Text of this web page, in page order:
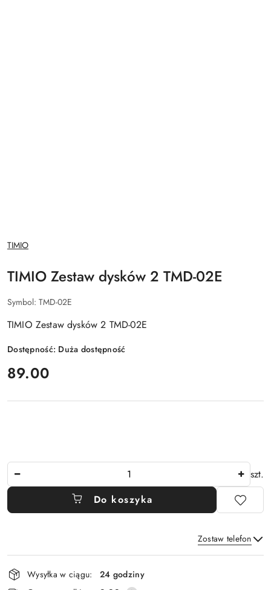
NAZWA
PRODUCENTA:
TIMIO
TIMIO Zestaw dysków 2 TMD-02E
Symbol: TMD-02E
TIMIO Zestaw dysków 2 TMD-02E
Dostępność: Duża dostępność
cena:
89.00
szt.
Do koszyka
Zostaw telefon
Dostępność
i
Wysyłka w ciągu:
24 godziny